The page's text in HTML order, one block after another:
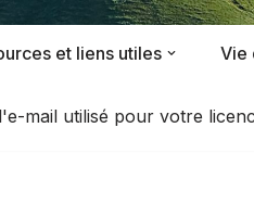
et liens utiles Vie
mail utilisé pour votre